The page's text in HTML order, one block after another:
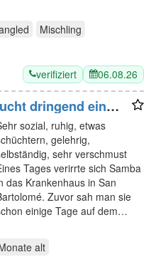
Mischling
verifiziert 06.08.26
dringend ein
sozial, ruhig, etwas
gelehrig,
sehr verschmust
Tages verirrte sich Samba
das Krankenhaus in San
Zuvor sah man sie
einige Tage auf dem…
alt